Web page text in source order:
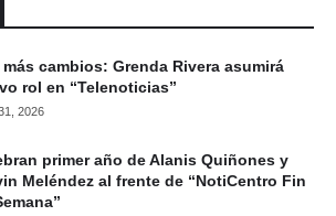
más cambios: Grenda Rivera asumirá
rol en “Telenoticias”
2026
primer año de Alanis Quiñones y
Meléndez al frente de “NotiCentro Fin